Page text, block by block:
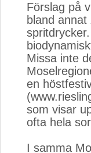
Förslag på
bland
Missa inte
en
som visar
ofta hela
I samma